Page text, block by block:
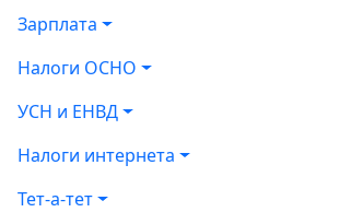
Зарплата
Налоги ОСНО
УСН и ЕНВД
Налоги интернета
Тет-а-тет